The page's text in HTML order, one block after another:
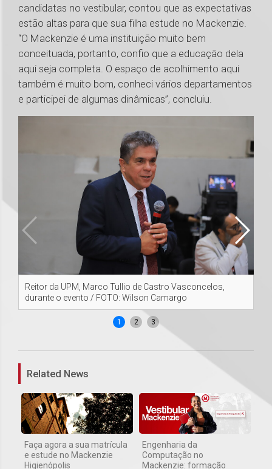
candidatas no vestibular, contou que as expectativas
estão altas para que sua filha estude no Mackenzie.
“O Mackenzie é uma instituição muito bem
conceituada, portanto, confio que a educação dela
aqui seja completa. O espaço de acolhimento aqui
também é muito bom, conheci vários departamentos
e participei de algumas dinâmicas”, concluiu.
Reitor da UPM, Marco Tullio de Castro Vasconcelos,
durante o evento / FOTO: Wilson Camargo
1 2 3
Related News
Faça agora a sua matrícula
e estude no Mackenzie
Higienópolis
Engenharia da
Computação no
Mackenzie: formação